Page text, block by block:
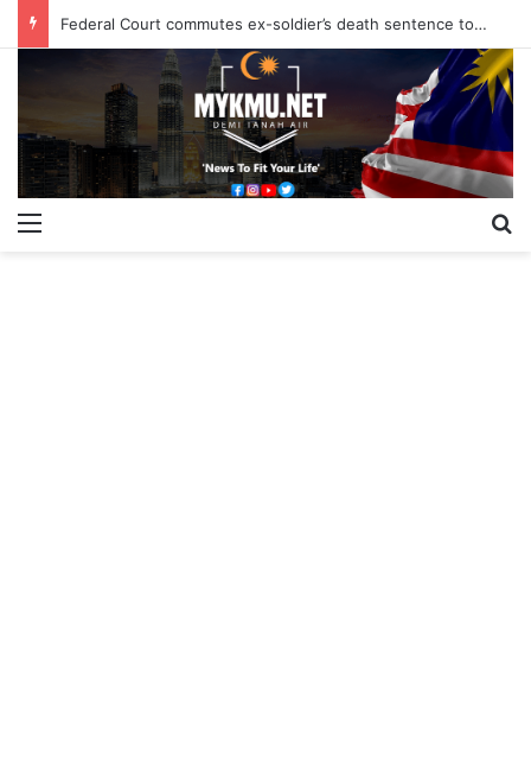
Federal Court commutes ex-soldier’s death sentence to 40 years